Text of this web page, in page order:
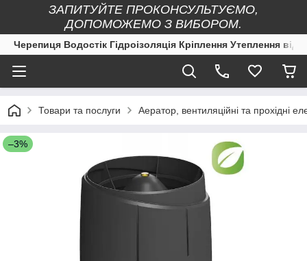
ЗАПИТУЙТЕ ПРОКОНСУЛЬТУЄМО,
ДОПОМОЖЕМО З ВИБОРОМ.
Черепиця Водостік Гідроізоляція Кріплення Утеплення
Товари та послуги Аератор, вентиляційні та прохідні
–3%